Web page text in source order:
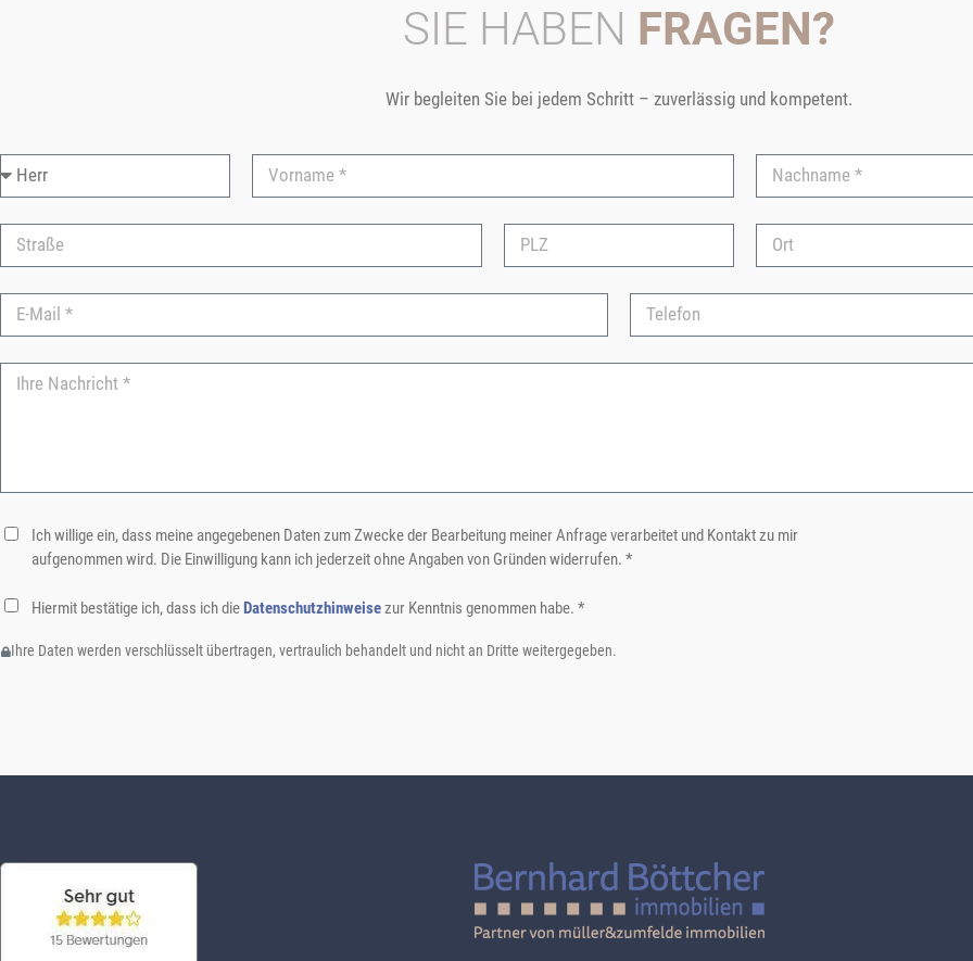
SIE HABEN FRAGEN?
Wir begleiten Sie bei jedem Schritt – zuverlässig und kompetent.
Ich willige ein, dass meine angegebenen Daten zum Zwecke der Bearbeitung meiner Anfrage verarbeitet und Kontakt zu mir
aufgenommen wird. Die Einwilligung kann ich jederzeit ohne Angaben von Gründen widerrufen. *
Hiermit bestätige ich, dass ich dieDatenschutzhinweisezur Kenntnis genommen habe. *
Ihre Daten werden verschlüsselt übertragen, vertraulich behandelt und nicht an Dritte weitergegeben.